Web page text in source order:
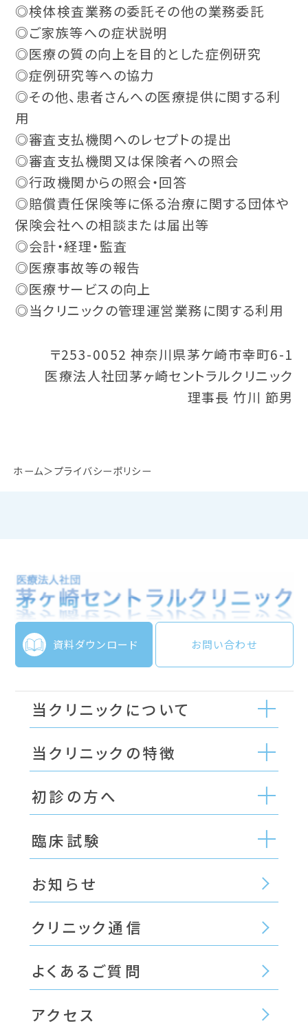
ホーム プライバシーポリシー
◎検体検査業務の委託その他の業務委託
◎ご家族等への症状説明
◎医療の質の向上を目的とした症例研究
◎症例研究等への協力
◎その他、患者さんへの医療提供に関する利
用
◎審査支払機関へのレセプトの提出
◎審査支払機関又は保険者への照会
◎行政機関からの照会・回答
◎賠償責任保険等に係る治療に関する団体や
保険会社への相談または届出等
◎会計・経理・監査
◎医療事故等の報告
◎医療サービスの向上
◎当クリニックの管理運営業務に関する利用
〒253-0052 神奈川県茅ケ崎市幸町6-1
医療法人社団茅ヶ崎セントラルクリニック
理事長 竹川 節男
資料ダウンロード お問い合わせ
当クリニックについて
当クリニックの特徴
初診の方へ
臨床試験
お知らせ
クリニック通信
よくあるご質問
アクセス